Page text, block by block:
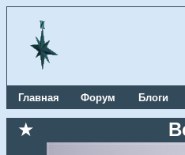
Главная Форум Блоги
★